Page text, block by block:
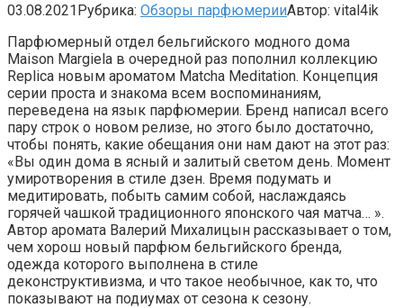
03.08.2021Рубрика: Обзоры парфюмерииАвтор: vital4ik
Парфюмерный отдел бельгийского модного дома
Maison Margiela в очередной раз пополнил коллекцию
Replica новым ароматом Matcha Meditation. Концепция
серии проста и знакома всем воспоминаниям,
переведена на язык парфюмерии. Бренд написал всего
пару строк о новом релизе, но этого было достаточно,
чтобы понять, какие обещания они нам дают на этот раз:
«Вы один дома в ясный и залитый светом день. Момент
умиротворения в стиле дзен. Время подумать и
медитировать, побыть самим собой, наслаждаясь
горячей чашкой традиционного японского чая матча… ».
Автор аромата Валерий Михалицын рассказывает о том,
чем хорош новый парфюм бельгийского бренда,
одежда которого выполнена в стиле
деконструктивизма, и что такое необычное, как то, что
показывают на подиумах от сезона к сезону.